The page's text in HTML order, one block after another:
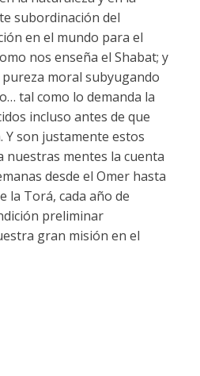
subordinación del
en el mundo para el
nos enseña el Shabat; y
moral subyugando
tal como lo demanda la
incluso antes de que
Y son justamente estos
nuestras mentes la cuenta
desde el Omer hasta
la Torá, cada año de
preliminar
gran misión en el